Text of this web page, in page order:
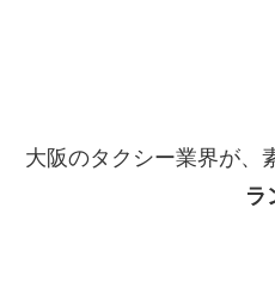
大阪のタクシー業界が、
ラ